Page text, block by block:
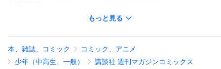
人情 スポーツ 学園
堀ノ内の手はもはやラケットを握ることもままならず……。「あ
とひとつ」――堀ノ内への声援が渦巻く場内、大志の逆転はなる
か!?
もっと見る
本、雑誌、コミック
コミック、アニメ
少年（中高生、一般）
講談社 週刊マガジンコミックス